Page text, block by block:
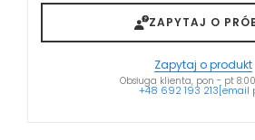
ZAPYTAJ O
Zapytaj o produkt
Obsługa klienta, pon - pt
+48 692 193 213[email